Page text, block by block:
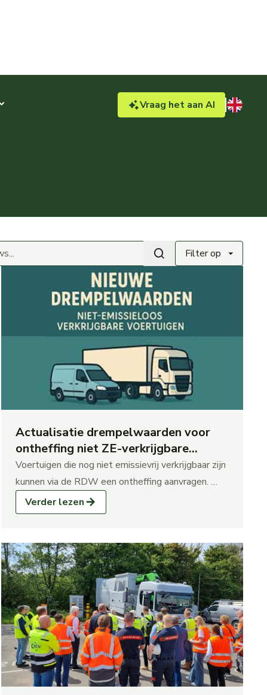
Vraag het aan AI
Actualisatie drempelwaarden voor
ontheffing niet ZE-verkrijgbare
voertuigen per 1 juli 2026
Voertuigen die nog niet emissievrij verkrijgbaar zijn
kunnen via de RDW een ontheffing aanvragen. …
Verder lezen